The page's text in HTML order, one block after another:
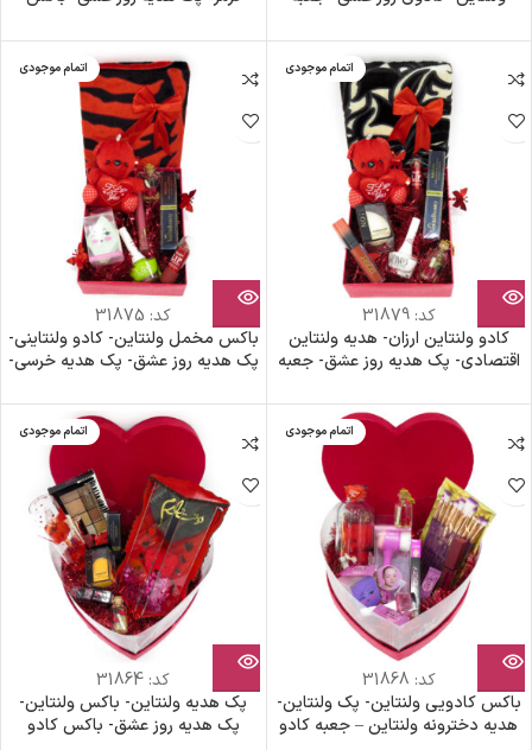
خرس قرمز
اقتصادی ولنتاین- جعبه هدیه زنانه
اتمام موجودی
کد:31879
کادو ولنتاین ارزان- هدیه ولنتاین
اقتصادی- پک هدیه روز عشق- جعبه
خرس قرمز
اتمام موجودی
کد: 31875
باکس مخمل ولنتاین- کادو ولنتاینی-
پک هدیه روز عشق- پک هدیه خرسی-
باکس کادویی زنانه
اتمام موجودی
کد: 31868
باکس کادویی ولنتاین- پک ولنتاین-
هدیه دخترونه ولنتاین – جعبه کادو
اتمام موجودی
کد: 31864
پک هدیه ولنتاین- باکس ولنتاین-
پک هدیه روز عشق- باکس کادو